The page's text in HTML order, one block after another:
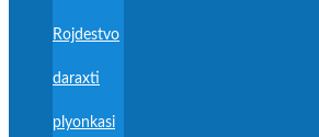
Rojdestvo
daraxti
plyonkasi